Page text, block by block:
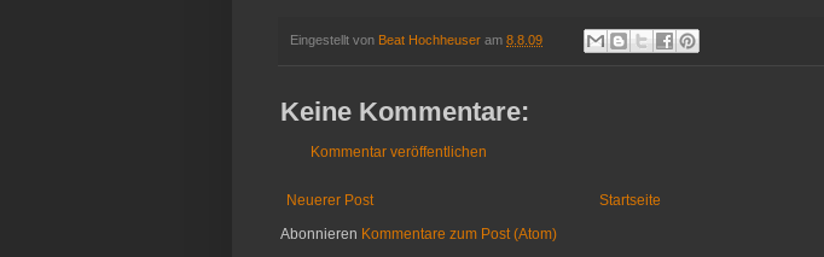
Eingestellt von Beat Hochheuser am 8.8.09
Keine Kommentare:
Kommentar veröffentlichen
Neuerer Post
Startseite
Abonnieren Kommentare zum Post (Atom)